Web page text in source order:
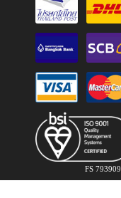
FS 793909